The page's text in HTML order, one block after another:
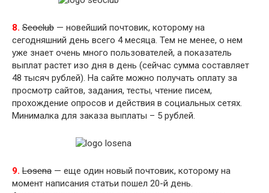
8. Seoclub — новейший почтовик, которому на
сегодняшний день всего 4 месяца. Тем не менее, о нем
уже знает очень много пользователей, а показатель
выплат растет изо дня в день (сейчас сумма составляет
48 тысяч рублей). На сайте можно получать оплату за
просмотр сайтов, задания, тесты, чтение писем,
прохождение опросов и действия в социальных сетях.
Минималка для заказа выплаты – 5 рублей.
9. Losena — еще один новый почтовик, которому на
момент написания статьи пошел 20-й день.